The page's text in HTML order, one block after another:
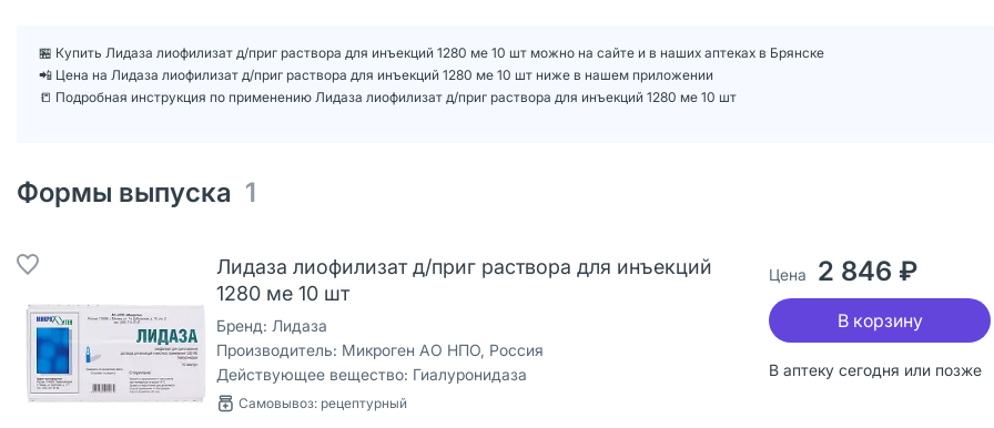
🏪 Купить Лидаза лиофилизат д/приг раствора для инъекций 1280 ме 10 шт можно на сайте и в наших аптеках в Брянске
📲 Цена на Лидаза лиофилизат д/приг раствора для инъекций 1280 ме 10 шт ниже в нашем приложении
📒 Подробная инструкция по применению Лидаза лиофилизат д/приг раствора для инъекций 1280 ме 10 шт
Формы выпуска 1
Лидаза лиофилизат д/приг раствора для инъекций
1280 ме 10 шт
Бренд: Лидаза
Производитель: Микроген АО НПО, Россия
Действующее вещество: Гиалуронидаза
Самовывоз: рецептурный
В аптеку сегодня или позже
Цена 2 846 ₽
В корзину